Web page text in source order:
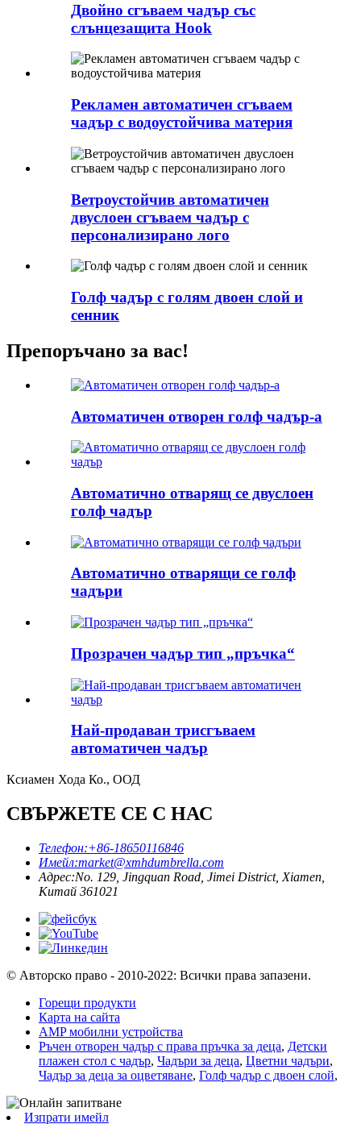
Двойно сгъваем чадър със
слънцезащита Hook
Рекламен автоматичен сгъваем
чадър с водоустойчива материя
Ветроустойчив автоматичен
двуслоен сгъваем чадър с
персонализирано лого
Голф чадър с голям двоен слой и
сенник
Препоръчано за вас!
Автоматичен отворен голф чадър-a
Автоматично отварящ се двуслоен
голф чадър
Автоматично отварящи се голф
чадъри
Прозрачен чадър тип „пръчка“
Най-продаван трисгъваем
автоматичен чадър
Ксиамен Хода Ко., ООД
СВЪРЖЕТЕ СЕ С НАС
Телефон:+86-18650116846
Имейл:market@xmhdumbrella.com
Адрес:No. 129, Jingquan Road, Jimei District, Xiamen,
Китай 361021
© Авторско право - 2010-2022: Всички права запазени.
Горещи продукти
Карта на сайта
AMP мобилни устройства
Ръчен отворен чадър с права пръчка за деца, Детски
плажен стол с чадър, Чадъри за деца, Цветни чадъри,
Чадър за деца за оцветяване, Голф чадър с двоен слой,
Изпрати имейл